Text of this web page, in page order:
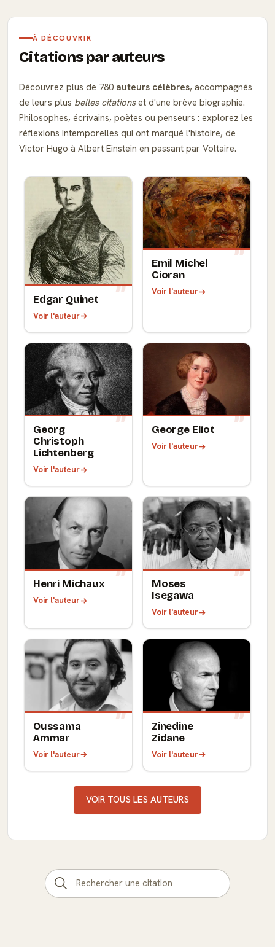
À DÉCOUVRIR
Citations par auteurs
Découvrez plus de 780 auteurs célèbres, accompagnés
de leurs plus belles citationset d'une brève biographie.
Philosophes, écrivains, poètes ou penseurs : explorez les
réflexions intemporelles qui ont marqué l'histoire, de
Victor Hugo à Albert Einstein en passant par Voltaire.
Edgar Quinet
Voir l'auteur
Emil Michel
Cioran
Voir l'auteur
Georg
Christoph
Lichtenberg
Voir l'auteur
George Eliot
Voir l'auteur
Henri Michaux
Voir l'auteur
Moses
Isegawa
Voir l'auteur
Oussama
Ammar
Voir l'auteur
Zinedine
Zidane
Voir l'auteur
VOIR TOUS LES AUTEURS